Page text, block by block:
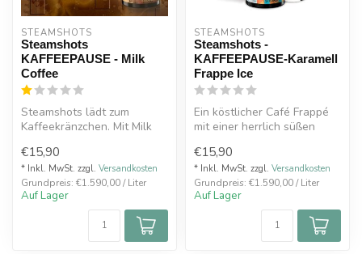
STEAMSHOTS
Steamshots
KAFFEEPAUSE - Milk
Coffee
Steamshots lädt zum
Kaffeekränzchen. Mit Milk
uns Ste...
€15,90
* Inkl. MwSt. zzgl. Versandkosten
Grundpreis: €1.590,00 / Liter
Auf Lager
STEAMSHOTS
Steamshots -
KAFFEEPAUSE-Karamell
Frappe Ice
Ein köstlicher Café Frappé
mit einer herrlich süßen
wird...
€15,90
* Inkl. MwSt. zzgl. Versandkosten
Grundpreis: €1.590,00 / Liter
Auf Lager